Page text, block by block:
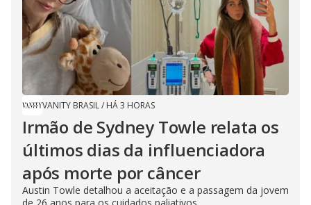
VANITY BRASIL/ HÁ 3 HORAS
Irmão de Sydney Towle relata os
últimos dias da influenciadora
após morte por câncer
Austin Towle detalhou a aceitação e a passagem da jovem